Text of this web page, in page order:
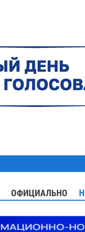
ОФИЦИАЛЬНО